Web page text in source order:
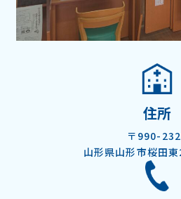
住所
〒990-
山形県山形市桜田